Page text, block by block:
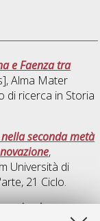
e Faenza tra
Alma Mater
di ricerca in Storia
seconda metà
,
Università di
, 21 Ciclo.
da